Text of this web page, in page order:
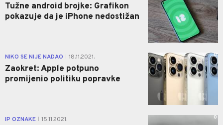
Tužne android brojke: Grafikon
pokazuje da je iPhone nedostižan
NIKO SE NIJE NADAO 18.11.2021.
Zaokret: Apple potpuno
promijenio politiku popravke
0
IP OZNAKE 15.11.2021. 0